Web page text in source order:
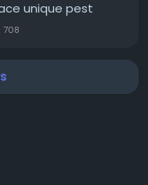
unique pest
attention.
and investment.
what to...
708